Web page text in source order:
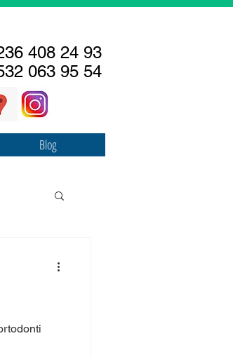
408 24 93
063 95 54
Blog